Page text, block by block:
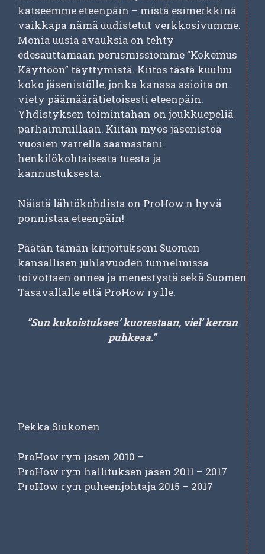
katseemme eteenpäin – mistä esimerkkinä
vaikkapa nämä uudistetut verkkosivumme.
Monia uusia avauksia on tehty
edesauttamaan perusmissiomme ”Kokemus
Käyttöön” täyttymistä. Kiitos tästä kuuluu
koko jäsenistölle, jonka kanssa asioita on
viety päämäärätietoisesti eteenpäin.
Yhdistyksen toimintahan on joukkuepeliä
parhaimmillaan. Kiitän myös jäsenistöä
vuosien varrella saamastani
henkilökohtaisesta tuesta ja
kannustuksesta.
Näistä lähtökohdista on ProHow:n hyvä
ponnistaa eteenpäin!
Päätän tämän kirjoitukseni Suomen
kansallisen juhlavuoden tunnelmissa
toivottaen onnea ja menestystä sekä Suomen
Tasavallalle että ProHow ry:lle.
”Sun kukoistukses’ kuorestaan, viel’ kerran
puhkeaa.”
Pekka Siukonen
ProHow ry:n jäsen 2010 –
ProHow ry:n hallituksen jäsen 2011 – 2017
ProHow ry:n puheenjohtaja 2015 – 2017